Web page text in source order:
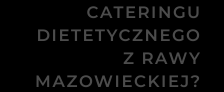
CATERINGU
DIETETYCZNEGO
Z RAWY
MAZOWIECKIEJ?